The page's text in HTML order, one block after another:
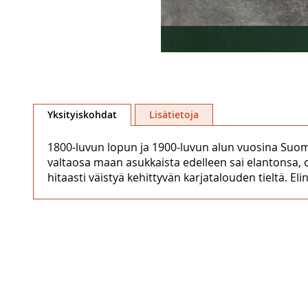
to
the
images
gallery
Yksityiskohdat
1800-luvun lopun ja 1900-luvun alun vuosina
valtaosa maan asukkaista edelleen sai
hitaasti väistyä kehittyvän karjatalouden tieltä.
Lisätietoja